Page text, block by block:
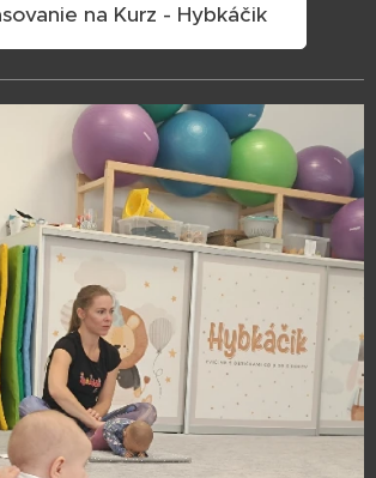
na Kurz - Hybkáčik